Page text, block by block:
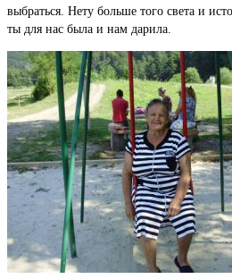
выбраться. Нету больше того света и
ты для нас была и нам дарила.